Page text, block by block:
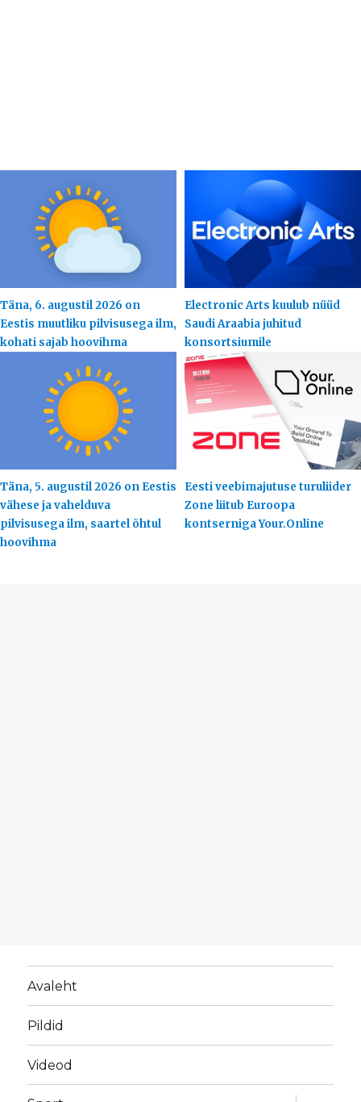
Täna, 6. augustil 2026 on
Eestis muutliku pilvisusega ilm,
kohati sajab hoovihma
Electronic Arts kuulub nüüd
Saudi Araabia juhitud
konsortsiumile
Täna, 5. augustil 2026 on Eestis
vähese ja vahelduva
pilvisusega ilm, saartel õhtul
hoovihma
Eesti veebimajutuse turuliider
Zone liitub Euroopa
kontserniga Your.Online
Avaleht
Pildid
Videod